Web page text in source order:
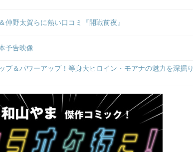
野太賀らに熱い口コミ『開戦前夜』
予告映像
プ＆パワーアップ！等身大ヒロイン・モアナの魅力を深掘り